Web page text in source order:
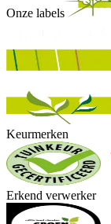
Onze labels
Keurmerken
Erkend verwerker